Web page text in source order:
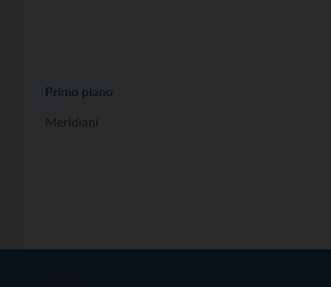
Primo piano
Meridiani